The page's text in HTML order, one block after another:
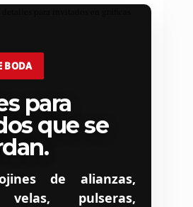
BODA
para
que se
de alianzas,
velas, pulseras,